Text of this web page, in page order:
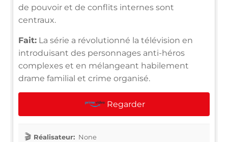
de pouvoir et de conflits internes sont
centraux.
Fait: La série a révolutionné la télévision en
introduisant des personnages anti-héros
complexes et en mélangeant habilement
drame familial et crime organisé.
Regarder
Réalisateur: None